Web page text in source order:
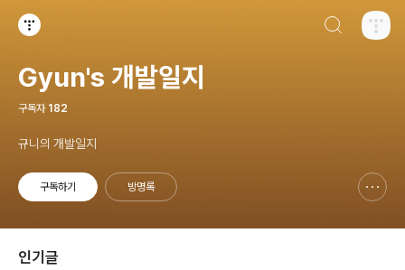
Gyun's 개발일지
구독자 182
규니의 개발일지
구독하기 방명록
인기글